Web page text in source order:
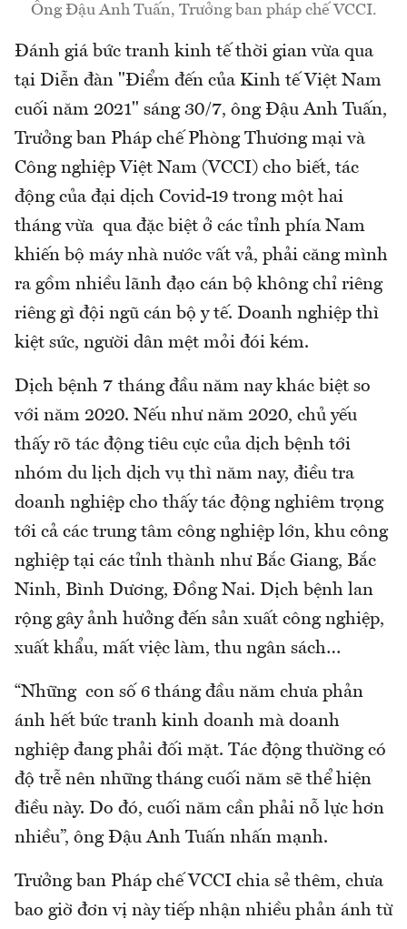
Ông Đậu Anh Tuấn, Trưởng ban pháp chế VCCI.
Đánh giá bức tranh kinh tế thời gian vừa qua
tại Diễn đàn "Điểm đến của Kinh tế Việt Nam
cuối năm 2021" sáng 30/7, ông Đậu Anh Tuấn,
Trưởng ban Pháp chế Phòng Thương mại và
Công nghiệp Việt Nam (VCCI) cho biết, tác
động của đại dịch Covid-19 trong một hai
tháng vừa qua đặc biệt ở các tỉnh phía Nam
khiến bộ máy nhà nước vất vả, phải căng mình
ra gồm nhiều lãnh đạo cán bộ không chỉ riêng
riêng gì đội ngũ cán bộ y tế. Doanh nghiệp thì
kiệt sức, người dân mệt mỏi đói kém.
Dịch bệnh 7 tháng đầu năm nay khác biệt so
với năm 2020. Nếu như năm 2020, chủ yếu
thấy rõ tác động tiêu cực của dịch bệnh tới
nhóm du lịch dịch vụ thì năm nay, điều tra
doanh nghiệp cho thấy tác động nghiêm trọng
tới cả các trung tâm công nghiệp lớn, khu công
nghiệp tại các tỉnh thành như Bắc Giang, Bắc
Ninh, Bình Dương, Đồng Nai. Dịch bệnh lan
rộng gây ảnh hưởng đến sản xuất công nghiệp,
xuất khẩu, mất việc làm, thu ngân sách…
“Những con số 6 tháng đầu năm chưa phản
ánh hết bức tranh kinh doanh mà doanh
nghiệp đang phải đối mặt. Tác động thường có
độ trễ nên những tháng cuối năm sẽ thể hiện
điều này. Do đó, cuối năm cần phải nỗ lực hơn
nhiều”, ông Đậu Anh Tuấn nhấn mạnh.
Trưởng ban Pháp chế VCCI chia sẻ thêm, chưa
bao giờ đơn vị này tiếp nhận nhiều phản ánh từ